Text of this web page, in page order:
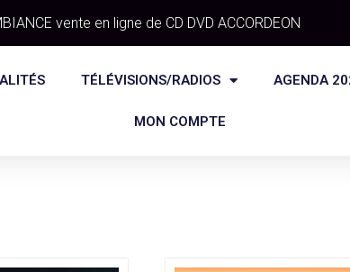
vente en ligne de CD DVD ACCORDEON
TÉLÉVISIONS/RADIOS AGENDA
MON COMPTE